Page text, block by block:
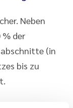
Neben
der
(in
bis zu